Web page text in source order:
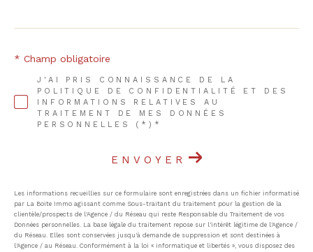
J'AI PRIS CONNAISSANCE DE LA
POLITIQUE DE CONFIDENTIALITÉ ET DES
INFORMATIONS RELATIVES AU
TRAITEMENT DE MES DONNÉES
PERSONNELLES (*)*
* Champ obligatoire
ENVOYER
Les informations recueillies sur ce formulaire sont enregistrées dans un fichier informatisé
par La Boite Immo agissant comme Sous-traitant du traitement pour la gestion de la
clientèle/prospects de l'Agence / du Réseau qui reste Responsable du Traitement de vos
Données personnelles. La base légale du traitement repose sur l'intérêt légitime de l'Agence /
du Réseau. Elles sont conservées jusqu'à demande de suppression et sont destinées à
l'Agence / au Réseau. Conformément à la loi « informatique et libertés », vous disposez des